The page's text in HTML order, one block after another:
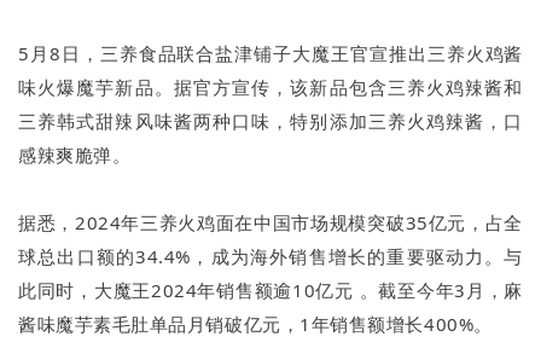
5月8日，三养食品联合盐津铺子大魔王官宣推出三养火鸡酱
味火爆魔芋新品。据官方宣传，该新品包含三养火鸡辣酱和
三养韩式甜辣风味酱两种口味，特别添加三养火鸡辣酱，口
感辣爽脆弹。
据悉，2024年三养火鸡面在中国市场规模突破35亿元，占全
球总出口额的34.4%，成为海外销售增长的重要驱动力。与
此同时，大魔王2024年销售额逾10亿元 。截至今年3月，麻
酱味魔芋素毛肚单品月销破亿元，1年销售额增长400%。